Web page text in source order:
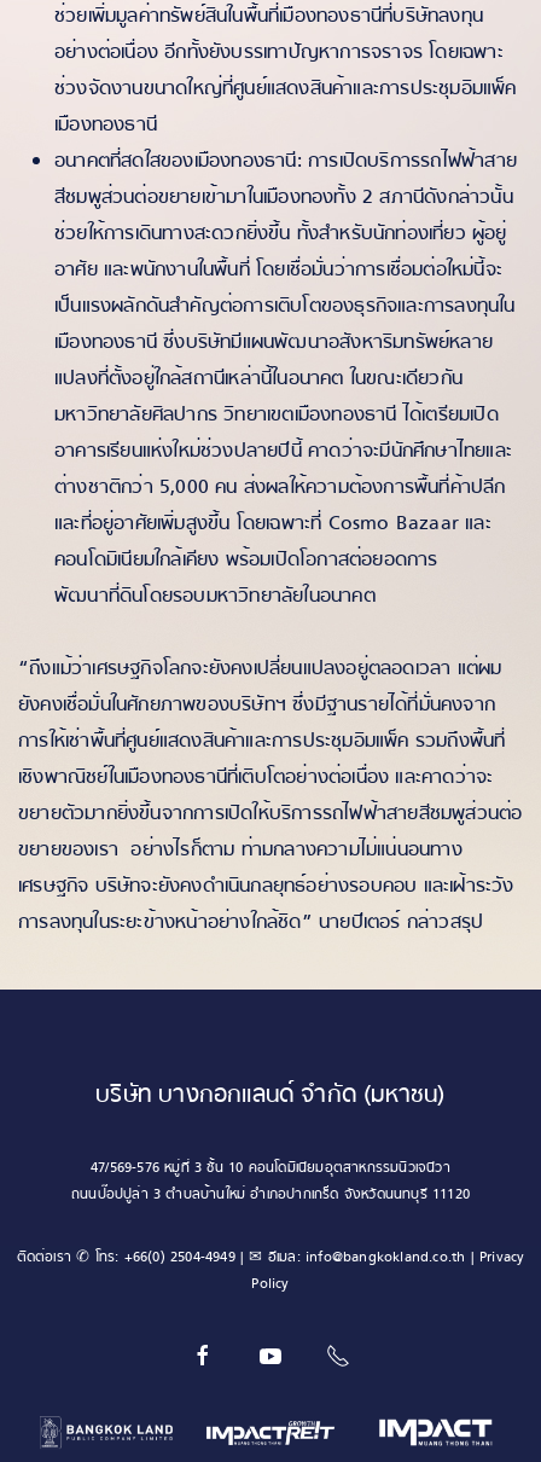
ช่วยเพิ่มมูลค่าทรัพย์สินในพื้นที่เมืองทองธานีที่บริษัทลงทุน
อย่างต่อเนื่อง อีกทั้งยังบรรเทาปัญหาการจราจร โดยเฉพาะ
ช่วงจัดงานขนาดใหญ่ที่ศูนย์แสดงสินค้าและการประชุมอิมแพ็ค
เมืองทองธานี
อนาคตที่สดใสของเมืองทองธานี: การเปิดบริการรถไฟฟ้าสาย
สีชมพูส่วนต่อขยายเข้ามาในเมืองทองทั้ง 2 สภานีดังกล่าวนั้น
ช่วยให้การเดินทางสะดวกยิ่งขึ้น ทั้งสำหรับนักท่องเที่ยว ผู้อยู่
อาศัย และพนักงานในพื้นที่ โดยเชื่อมั่นว่าการเชื่อมต่อใหม่นี้จะ
เป็นแรงผลักดันสำคัญต่อการเติบโตของธุรกิจและการลงทุนใน
เมืองทองธานี ซึ่งบริษัทมีแผนพัฒนาอสังหาริมทรัพย์หลาย
แปลงที่ตั้งอยู่ใกล้สถานีเหล่านี้ในอนาคต ในขณะเดียวกัน
มหาวิทยาลัยศิลปากร วิทยาเขตเมืองทองธานี ได้เตรียมเปิด
อาคารเรียนแห่งใหม่ช่วงปลายปีนี้ คาดว่าจะมีนักศึกษาไทยและ
ต่างชาติกว่า 5,000 คน ส่งผลให้ความต้องการพื้นที่ค้าปลีก
และที่อยู่อาศัยเพิ่มสูงขึ้น โดยเฉพาะที่ Cosmo Bazaar และ
คอนโดมิเนียมใกล้เคียง พร้อมเปิดโอกาสต่อยอดการ
พัฒนาที่ดินโดยรอบมหาวิทยาลัยในอนาคต
“ถึงแม้ว่าเศรษฐกิจโลกจะยังคงเปลี่ยนแปลงอยู่ตลอดเวลา แต่ผม
ยังคงเชื่อมั่นในศักยภาพของบริษัทฯ ซึ่งมีฐานรายได้ที่มั่นคงจาก
การให้เช่าพื้นที่ศูนย์แสดงสินค้าและการประชุมอิมแพ็ค รวมถึงพื้นที่
เชิงพาณิชย์ในเมืองทองธานีที่เติบโตอย่างต่อเนื่อง และคาดว่าจะ
ขยายตัวมากยิ่งขึ้นจากการเปิดให้บริการรถไฟฟ้าสายสีชมพูส่วนต่อ
ขยายของเรา อย่างไรก็ตาม ท่ามกลางความไม่แน่นอนทาง
เศรษฐกิจ บริษัทจะยังคงดำเนินกลยุทธ์อย่างรอบคอบ และเฝ้าระวัง
การลงทุนในระยะข้างหน้าอย่างใกล้ชิด” นายปีเตอร์ กล่าวสรุป
บริษัท บางกอกแลนด์ จำกัด (มหาชน)
47/569-576 หมู่ที่ 3 ชั้น 10 คอนโดมิเนียมอุตสาหกรรมนิวเจนีวา
ถนนป๊อปปูล่า 3 ตำบลบ้านใหม่ อำเภอปากเกร็ด จังหวัดนนทบุรี 11120
ติดต่อเรา ✆ โทร: +66(0) 2504-4949| ✉ อีเมล: info@bangkokland.co.th | Privacy
Policy